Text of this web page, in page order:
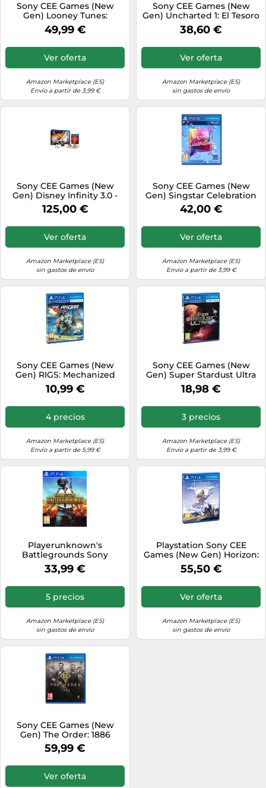
Sony CEE Games (New
Gen) Looney Tunes:
Galactic Sports
49,99 €
Ver oferta
Amazon Marketplace (ES)
Envío a partir de 3,99 €
Sony CEE Games (New
Gen) Uncharted 1: El Tesoro
De Drake Remasterizado
38,60 €
Ver oferta
Amazon Marketplace (ES)
sin gastos de envío
Sony CEE Games (New
Gen) Disney Infinity 3.0 -
Star Wars: Starter Pack
(Incluye Figura Anakin Y
Ashoka)
125,00 €
Ver oferta
Amazon Marketplace (ES)
sin gastos de envío
Sony CEE Games (New
Gen) Singstar Celebration
42,00 €
Ver oferta
Amazon Marketplace (ES)
Envío a partir de 3,99 €
Sony CEE Games (New
Gen) RIGS: Mechanized
Combat League VR
10,99 €
4 precios
Amazon Marketplace (ES)
Envío a partir de 5,99 €
Sony CEE Games (New
Gen) Super Stardust Ultra
VR
18,98 €
3 precios
Amazon Marketplace (ES)
Envío a partir de 3,99 €
Playerunknown's
Battlegrounds Sony
Playstation 4 standard
33,99 €
5 precios
Amazon Marketplace (ES)
sin gastos de envío
Playstation Sony CEE
Games (New Gen) Horizon:
Zero Dawn - Complete
Edition
55,50 €
Ver oferta
Amazon Marketplace (ES)
sin gastos de envío
Sony CEE Games (New
Gen) The Order: 1886
59,99 €
Ver oferta